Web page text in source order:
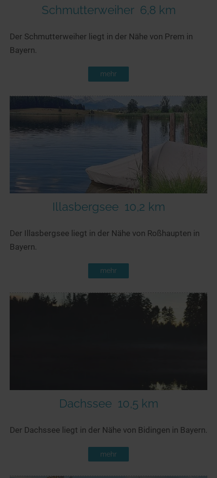
NorwegenSchmutterweiher 6,8 km
Der Schmutterweiher liegt in der Nähe von Prem in
Bayern.
mehr
Illasbergsee 10,2 km
Der Illasbergsee liegt in der Nähe von Roßhaupten in
Bayern.
mehr
Dachssee 10,5 km
Der Dachssee liegt in der Nähe von Bidingen in Bayern.
mehr